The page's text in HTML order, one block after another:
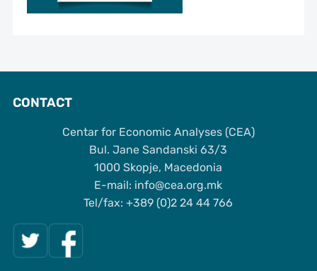
CONTACT
Centar for Economic Analyses (CEA)
Bul. Jane Sandanski 63/3
1000 Skopje, Macedonia
Е-mail: info@cea.org.mk
Tel/fax: +389 (0)2 24 44 766